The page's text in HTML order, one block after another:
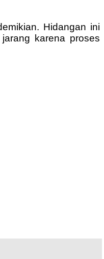
Hidangan ini
karena proses